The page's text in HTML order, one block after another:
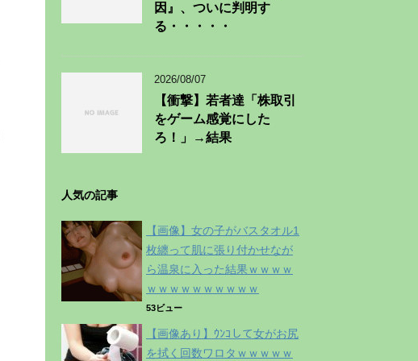
因』、ついに判明す
る・・・・・
2026/08/07
【衝撃】若者達「株取引
をゲーム感覚にした
ろ！」→結果
人気の記事
【画像】女の子がバスタオル1
枚纏って肌に張り付かせなが
ら温泉に入った結果ｗｗｗｗ
ｗｗｗｗｗｗｗｗｗｗ
53ビュー
【画像あり】ｳﾝｺして女がお尻
を拭く回数ワロタｗｗｗｗｗ